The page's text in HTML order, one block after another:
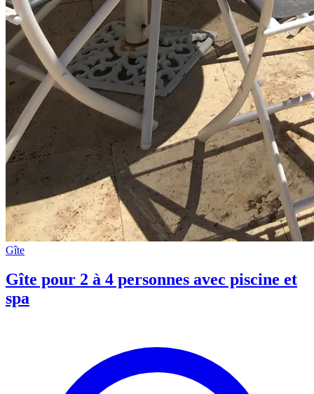
Gîte
Gîte pour 2 à 4 personnes avec piscine et
spa